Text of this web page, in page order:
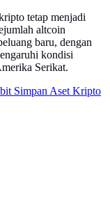
tetap menjadi
altcoin
baru, dengan
kondisi
Serikat.
Simpan Aset Kripto